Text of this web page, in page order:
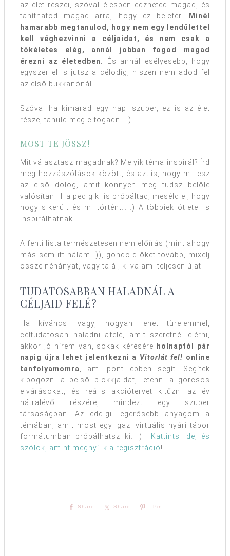
az élet részei, szóval élesben edzheted magad, és
taníthatod magad arra, hogy ez belefér.
Minél
hamarabb megtanulod, hogy nem egy lendülettel
kell véghezvinni a céljaidat, és nem csak a
tökéletes elég, annál jobban fogod magad
érezni az életedben.
És annál esélyesebb, hogy
egyszer el is jutsz a célodig, hiszen nem adod fel
az első bukkanónál.
Szóval ha kimarad egy nap: szuper, ez is az élet
része, tanuld meg elfogadni! :)
MOST TE JÖSSZ!
Mit választasz magadnak? Melyik téma inspirál? Írd
meg hozzászólások között, és azt is, hogy mi lesz
az első dolog, amit könnyen meg tudsz belőle
valósítani. Ha pedig ki is próbáltad, meséld el, hogy
hogy sikerült és mi történt… :) A többiek ötletei is
inspirálhatnak.
A fenti lista természetesen nem előírás (mint ahogy
más sem itt nálam :)), gondold őket tovább, mixelj
össze néhányat, vagy találj ki valami teljesen újat.
TUDATOSABBAN HALADNÁL A
CÉLJAID FELÉ?
Ha kíváncsi vagy, hogyan lehet türelemmel,
céltudatosan haladni afelé, amit szeretnél elérni,
akkor jó hírem van, sokak kérésére
holnaptól pár
napig újra lehet jelentkezni a Vitorlát fel! online
tanfolyamomra
, ami pont ebben segít. Segítek
kibogozni a belső blokkjaidat, letenni a görcsös
elvárásokat, és reális akciótervet kitűzni az év
hátralévő részére, mindezt egy szuper
társaságban. Az eddigi legerősebb anyagom a
témában, amit most egy igazi virtuális nyári tábor
formátumban próbálhatsz ki. :)
Kattints ide, és
szólok, amint megnyílik a regisztráció!
Share Share Pin